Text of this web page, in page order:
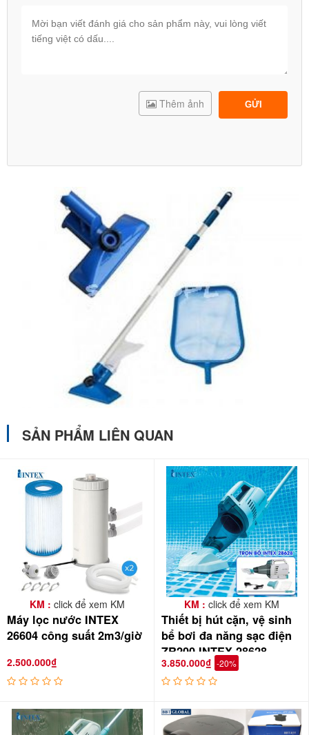
GỬI
Thêm ảnh
SẢN PHẨM LIÊN QUAN
KM : click để xem KM
Máy lọc nước INTEX
26604 công suất 2m3/giờ
2.500.000₫
KM : click để xem KM
Thiết bị hút cặn, vệ sinh
bể bơi đa năng sạc điện
ZR200 INTEX 28628
3.850.000₫ -20%